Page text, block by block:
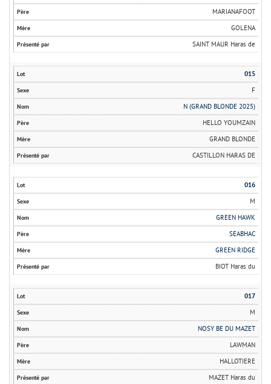
MARIANAFOOT
GOLENA
SAINT MAUR Haras de
015
F
N (GRAND BLONDE 2025)
HELLO YOUMZAIN
GRAND BLONDE
CASTILLON HARAS DE
016
M
GREEN HAWK
SEABHAC
GREEN RIDGE
BIOT Haras du
017
M
NOSY BE DU MAZET
LAWMAN
HALLOTIERE
MAZET Haras du